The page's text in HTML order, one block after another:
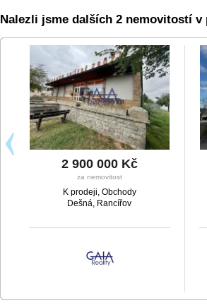
Nalezli jsme dalších 2 nemovitostí v
2 900 000 Kč
za nemovitost
K prodeji, Obchody
Dešná, Rancířov